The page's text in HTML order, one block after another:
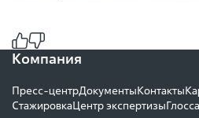
Компания
Пресс-центрДокументыКонтакты
СтажировкаЦентр экспертизы